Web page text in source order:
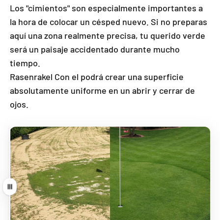
Los "cimientos" son especialmente importantes a
la hora de colocar un césped nuevo. Si no preparas
aquí una zona realmente precisa, tu querido verde
será un paisaje accidentado durante mucho
tiempo.
Rasenrakel Con el podrá crear una superficie
absolutamente uniforme en un abrir y cerrar de
ojos.
Tire de